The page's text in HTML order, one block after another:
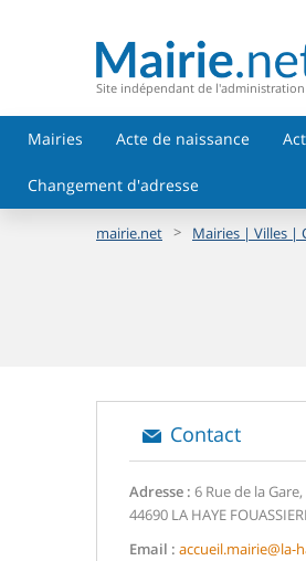
Site indépendant de l'administration
Mairies Acte de naissance
Changement d'adresse
mairie.net > Mairies | Villes |
Contact
Adresse : 6 Rue de la Gare,
44690 LA HAYE
Email : accueil.mairie@la-